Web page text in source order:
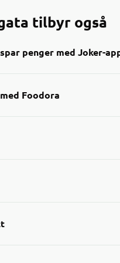
tilbyr også
penger med Joker-
Nå kan du enkelt finne
Foodora